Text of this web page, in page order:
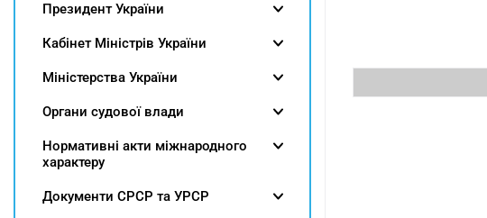
Президент України
Кабінет Міністрів України
Міністерства України
Органи судової влади
Нормативні акти міжнародного
характеру
Документи СРСР та УРСР